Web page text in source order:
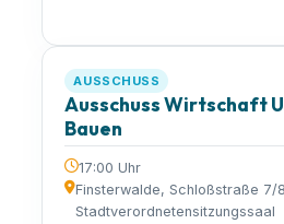
AUSSCHUSS
Ausschuss Wirtschaft
Bauen
17:00 Uhr
Finsterwalde, Schloßstraße 7/
Stadtverordnetensitzungssaal